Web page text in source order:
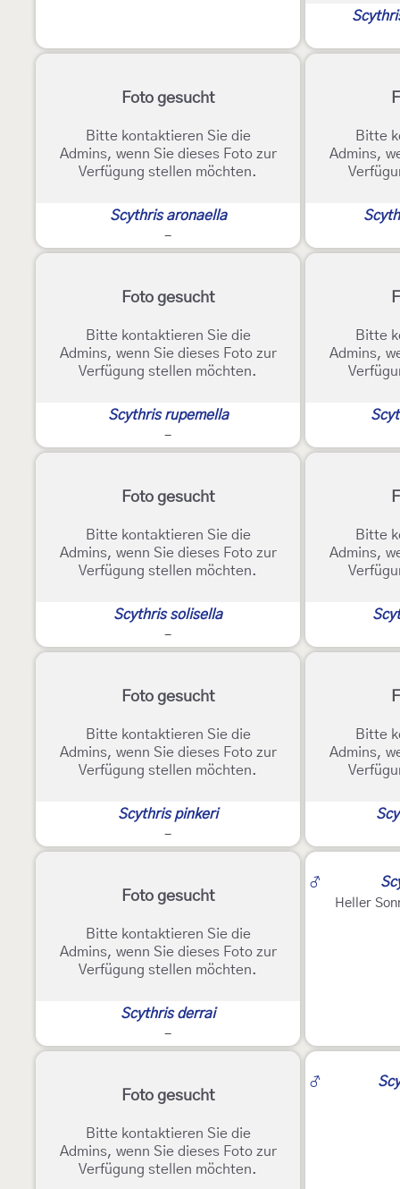
Foto gesucht
Bitte kontaktieren Sie die
Admins, wenn Sie dieses Foto zur
Verfügung stellen möchten.
Scythris aronaella
-
Bitte
Admins,
Foto gesucht
Bitte kontaktieren Sie die
Admins, wenn Sie dieses Foto zur
Verfügung stellen möchten.
Scythris rupemella
-
Bitte
Admins,
Foto gesucht
Bitte kontaktieren Sie die
Admins, wenn Sie dieses Foto zur
Verfügung stellen möchten.
Scythris solisella
-
Bitte
Admins,
Foto gesucht
Bitte kontaktieren Sie die
Admins, wenn Sie dieses Foto zur
Verfügung stellen möchten.
Scythris pinkeri
-
Bitte
Admins,
Foto gesucht
Bitte kontaktieren Sie die
Admins, wenn Sie dieses Foto zur
Verfügung stellen möchten.
Scythris derrai
-
♂
Heller
Foto gesucht
Bitte kontaktieren Sie die
Admins, wenn Sie dieses Foto zur
Verfügung stellen möchten.
♂